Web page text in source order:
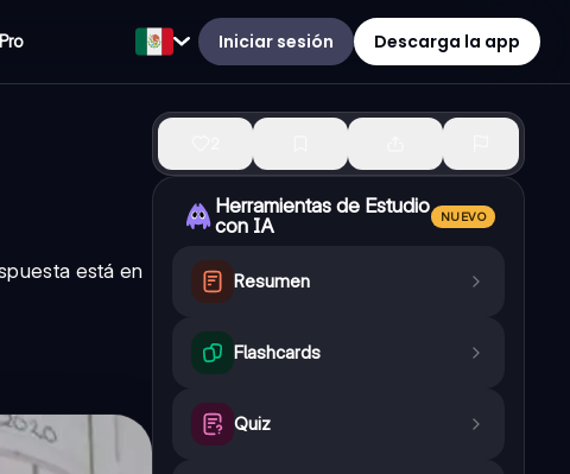
Iniciar sesión Descarga la app
está en
Herramientas de Estudio
con IA
NUEVO
Resumen
Flashcards
Quiz